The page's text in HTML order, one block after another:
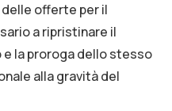
offerte per il
a ripristinare il
la proroga dello stesso
alla gravità del